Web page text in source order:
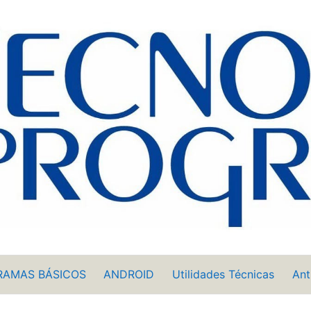
BÁSICOS ANDROID Utilidades Técnicas